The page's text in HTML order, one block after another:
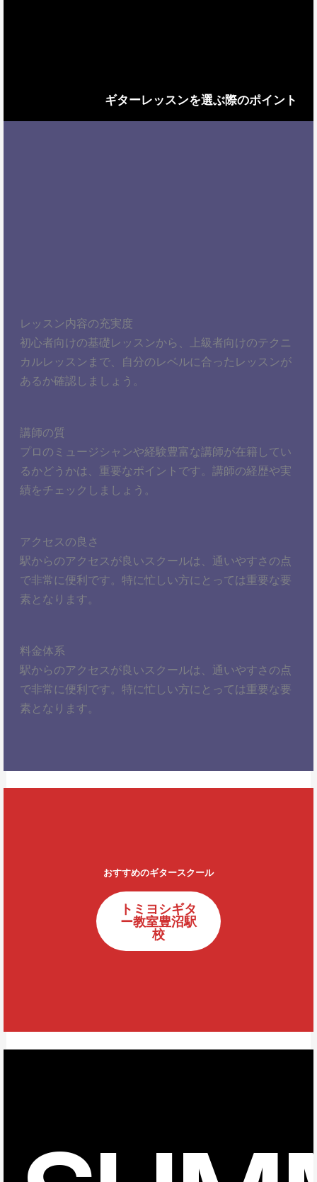
ギターレッスンを選ぶ際のポイント
レッスン内容の充実度
初心者向けの基礎レッスンから、上級者向けのテクニ
カルレッスンまで、自分のレベルに合ったレッスンが
あるか確認しましょう。
講師の質
プロのミュージシャンや経験豊富な講師が在籍してい
るかどうかは、重要なポイントです。講師の経歴や実
績をチェックしましょう。
アクセスの良さ
駅からのアクセスが良いスクールは、通いやすさの点
で非常に便利です。特に忙しい方にとっては重要な要
素となります。
料金体系
駅からのアクセスが良いスクールは、通いやすさの点
で非常に便利です。特に忙しい方にとっては重要な要
素となります。
おすすめのギタースクール
トミヨシギタ
ー教室豊沼駅
校